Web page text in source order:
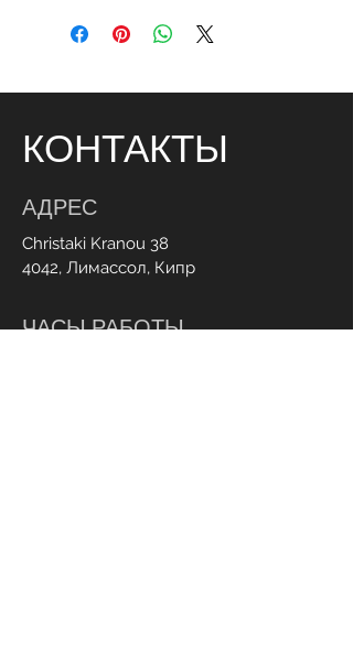
КОНТАКТЫ
АДРЕС
Christaki Kranou 38
4042, Лимассол, Кипр
ЧАСЫ РАБОТЫ